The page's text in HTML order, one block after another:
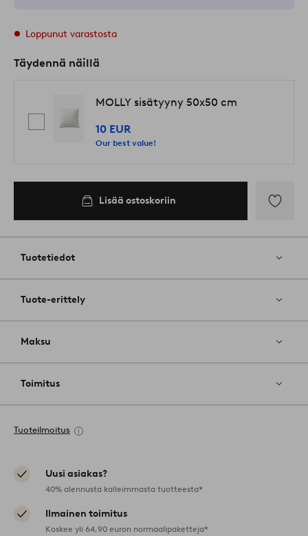
Loppunut varastosta
Täydennä näillä
MOLLY sisätyyny 50x50 cm
10 EUR
Our best value!
Lisää ostoskoriin
Tuotetiedot
Tuote-erittely
Maksu
Toimitus
Tuoteilmoitus
Uusi asiakas?
40% alennusta kalleimmasta tuotteesta*
Ilmainen toimitus
Koskee yli 64,90 euron normaalipaketteja*